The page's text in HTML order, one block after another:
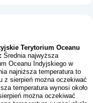
Terytorium Oceanu
Średnia najwyższa
Oceanu Indyjskiego w
najniższa temperatura to
sierpień można oczekiwać
temperatura wynosi około
można oczekiwać